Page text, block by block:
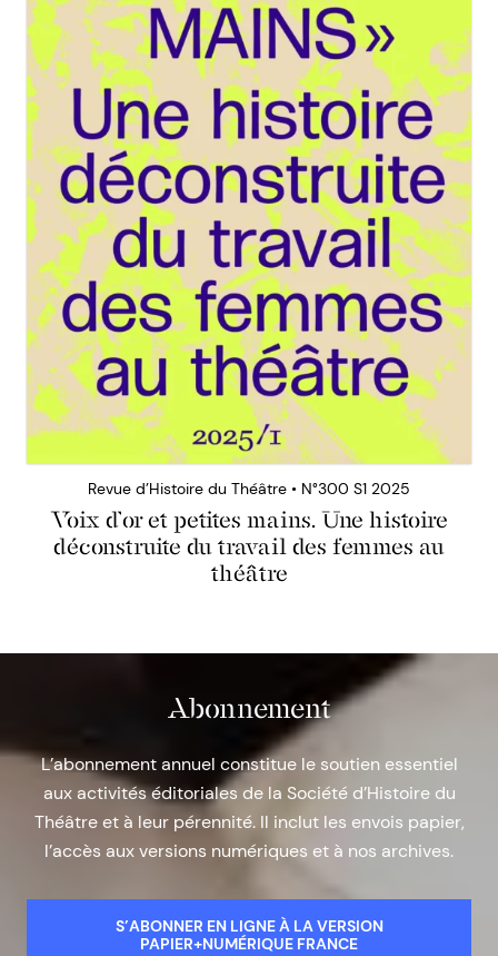
Revue d’Histoire du Théâtre • N°300 S1 2025
Voix d’or et petites mains. Une histoire
déconstruite du travail des femmes au
théâtre
Abonnement
L’abonnement annuel constitue le soutien essentiel
aux activités éditoriales de la Société d’Histoire du
Théâtre et à leur pérennité. Il inclut les envois papier,
l’accès aux versions numériques et à nos archives.
S’ABONNER EN LIGNE À LA VERSION
PAPIER+NUMÉRIQUE FRANCE